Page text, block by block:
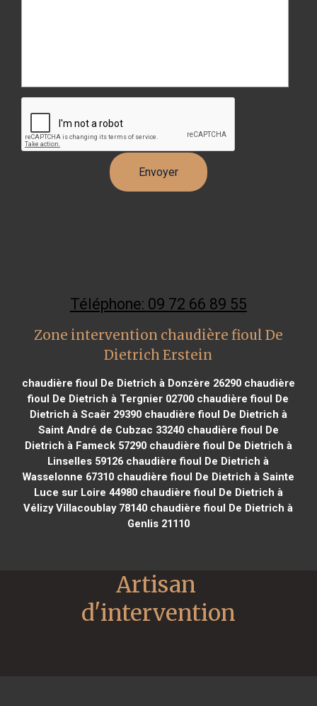
Téléphone: 09 72 66 89 55
Zone intervention chaudière fioul De
Dietrich Erstein
chaudière fioul De Dietrich à Donzère 26290chaudière
fioul De Dietrich à Tergnier 02700 chaudière fioul De
Dietrich à Scaër 29390chaudière fioul De Dietrich à
Saint André de Cubzac 33240chaudière fioul De
Dietrich à Fameck 57290chaudière fioul De Dietrich à
Linselles 59126 chaudière fioul De Dietrich à
Wasselonne 67310chaudière fioul De Dietrich à Sainte
Luce sur Loire 44980chaudière fioul De Dietrich à
Vélizy Villacoublay 78140 chaudière fioul De Dietrich à
Genlis 21110
Artisan
d'intervention